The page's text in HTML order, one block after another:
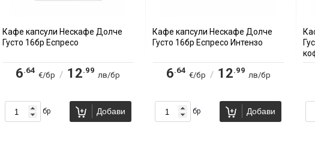
Кафе капсули Нескафе Долче
Густо 16бр Еспресо
6.64
€/бр / 12.99
лв/бр
бр Добави
Кафе капсули Нескафе Долче
Густо 16бр Еспресо Интензо
6.64
€/бр / 12.99
лв/бр
бр Добави